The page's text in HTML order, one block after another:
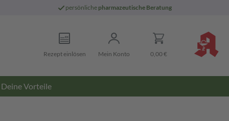
persönliche pharmazeutische Beratung
Rezept einlösen Mein Konto 0,00 €
Deine Vorteile